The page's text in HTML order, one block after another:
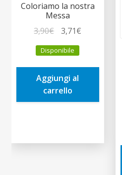
Coloriamo la nostra
Messa
3,90€
prezzo
originale
era:
3,90€.
3,71€
è:
Disponibile
Aggiungi al
carrello